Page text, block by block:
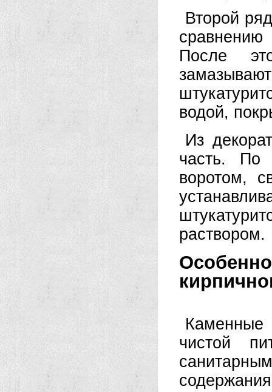
Второй
После
водой,
Из
часть. По
воротом,
раствором.
чистой